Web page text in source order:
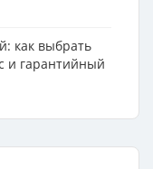
как выбрать
и гарантийный